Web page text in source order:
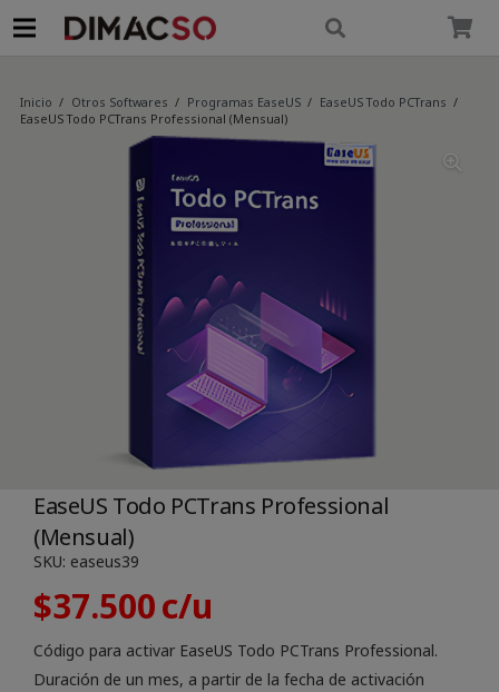
Inicio / Otros Softwares / Programas EaseUS / EaseUS Todo PCTrans /
EaseUS Todo PCTrans Professional (Mensual)
EaseUS Todo PCTrans Professional
(Mensual)
SKU: easeus39
$37.500
Código para activar EaseUS Todo PCTrans Professional.
Duración de un mes, a partir de la fecha de activación
modal-check